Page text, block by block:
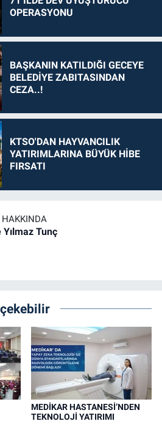
OPERASYONU
BAŞKANIN KATILDIĞI GECEYE
BELEDİYE ZABITASINDAN
CEZA..!
KTSO'DAN HAYVANCILIK
YATIRIMLARINA BÜYÜK HİBE
FIRSATI
HAKKINDA
Tunç
MEDİKAR HASTANESİ’NDEN
TEKNOLOJİ YATIRIMI